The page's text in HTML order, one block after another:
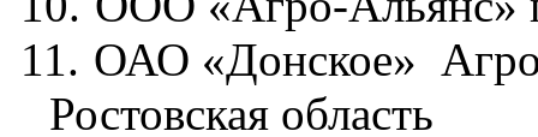
11. ОАО «Донское»
Ростовская область